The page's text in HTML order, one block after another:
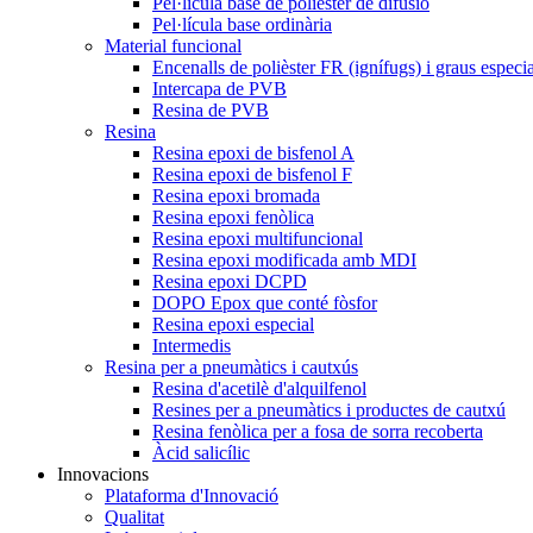
Pel·lícula base ordinària
Material funcional
Encenalls de polièster FR (ignífugs) i graus
Intercapa de PVB
Resina de PVB
Resina
Resina epoxi de bisfenol A
Resina epoxi de bisfenol F
Resina epoxi bromada
Resina epoxi fenòlica
Resina epoxi multifuncional
Resina epoxi modificada amb MDI
Resina epoxi DCPD
DOPO Epox que conté fòsfor
Resina epoxi especial
Intermedis
Resina per a pneumàtics i cautxús
Resina d'acetilè d'alquilfenol
Resines per a pneumàtics i productes de cautxú
Resina fenòlica per a fosa de sorra recoberta
Àcid salicílic
Innovacions
Plataforma d'Innovació
Qualitat